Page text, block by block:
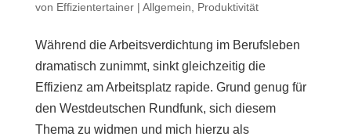
von Effizientertainer| Allgemein Produktivität
Während die Arbeitsverdichtung im Berufsleben
dramatisch zunimmt, sinkt gleichzeitig die
Effizienz am Arbeitsplatz rapide. Grund genug für
den Westdeutschen Rundfunk, sich diesem
Thema zu widmen und mich hierzu als